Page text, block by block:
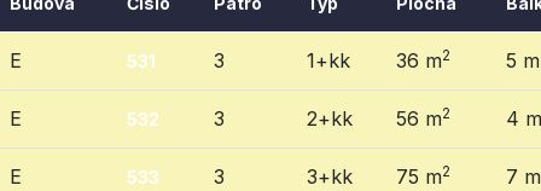
E 531 3 1+kk 36 m2 5 m
E 532 3 2+kk 56 m2 4 m
E 533 3 3+kk 75 m2 7 m